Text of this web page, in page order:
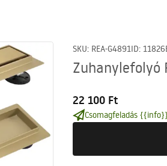
SKU: REA-G4891ID: 11826
Zuhanylefolyó
22 100 Ft
Csomagfeladás